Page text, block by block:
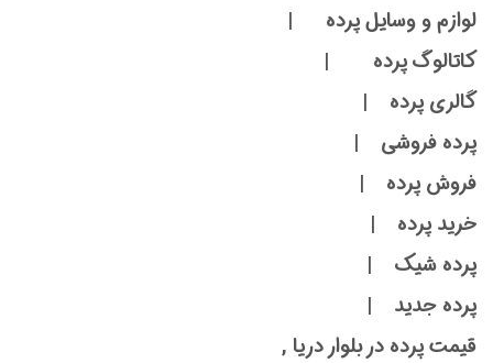
لوازم و وسایل پرده |
کاتالوگ پرده |
گالری پرده |
پرده فروشی |
فروش پرده |
خرید پرده |
پرده شیک |
پرده جدید |
قیمت پرده در بلوار دریا ,